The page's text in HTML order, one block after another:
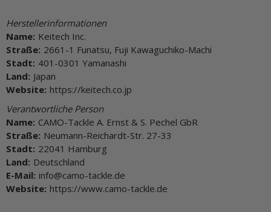
Herstellerinformationen
Name: Keitech Inc.
Straße: 2661-1 Funatsu, Fuji Kawaguchiko-Machi
Stadt: 401-0301 Yamanashi
Land: Japan
Website: https://keitech.co.jp
Verantwortliche Person
Name: CAMO-Tackle A. Ernst & S. Pechel GbR
Straße: Neumann-Reichardt-Str. 27-33
Stadt: 22041 Hamburg
Land: Deutschland
E-Mail: info@camo-tackle.de
Website: https://www.camo-tackle.de